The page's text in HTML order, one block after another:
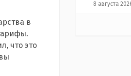
в
что это
8 августа